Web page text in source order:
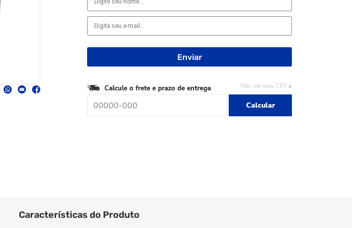
Calcule o frete e prazo de entrega Não sei meu CEP
Calcular
Características do Produto